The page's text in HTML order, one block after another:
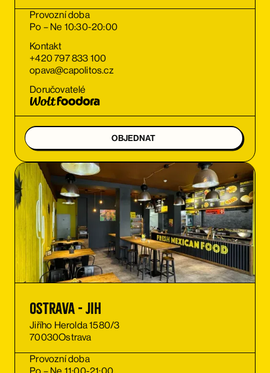
Provozní doba
Po – Ne 10:30-20:00
Kontakt
+420 797 833 100
opava@capolitos.cz
Doručovatelé
OBJEDNAT
Ostrava - Jih
Jiřího Herolda 1580/3
70030Ostrava
Provozní doba